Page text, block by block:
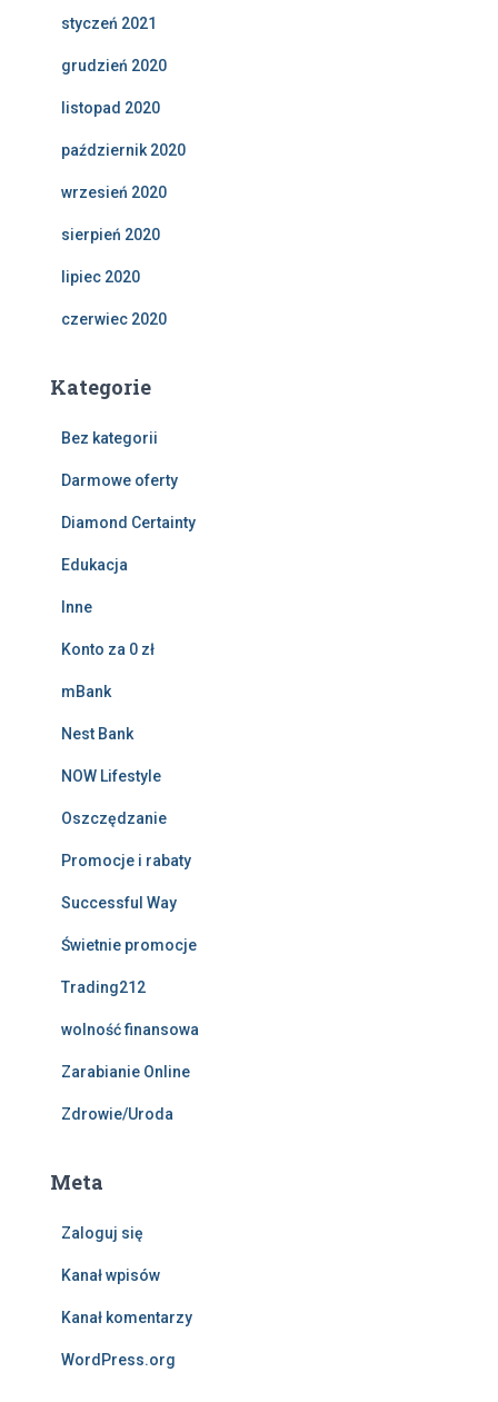
styczeń 2021
grudzień 2020
listopad 2020
październik 2020
wrzesień 2020
sierpień 2020
lipiec 2020
czerwiec 2020
Kategorie
Bez kategorii
Darmowe oferty
Diamond Certainty
Edukacja
Inne
Konto za 0 zł
mBank
Nest Bank
NOW Lifestyle
Oszczędzanie
Promocje i rabaty
Successful Way
Świetnie promocje
Trading212
wolność finansowa
Zarabianie Online
Zdrowie/Uroda
Meta
Zaloguj się
Kanał wpisów
Kanał komentarzy
WordPress.org